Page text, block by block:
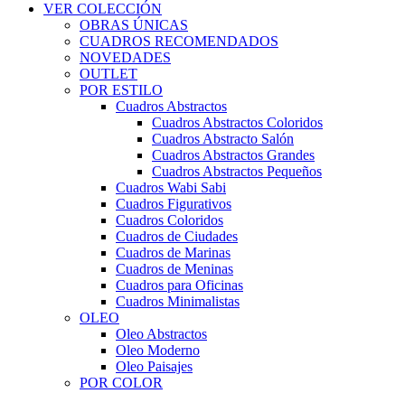
VER COLECCIÓN
OBRAS ÚNICAS
CUADROS RECOMENDADOS
NOVEDADES
OUTLET
POR ESTILO
Cuadros Abstractos
Cuadros Abstractos Coloridos
Cuadros Abstracto Salón
Cuadros Abstractos Grandes
Cuadros Abstractos Pequeños
Cuadros Wabi Sabi
Cuadros Figurativos
Cuadros Coloridos
Cuadros de Ciudades
Cuadros de Marinas
Cuadros de Meninas
Cuadros para Oficinas
Cuadros Minimalistas
OLEO
Oleo Abstractos
Oleo Moderno
Oleo Paisajes
POR COLOR